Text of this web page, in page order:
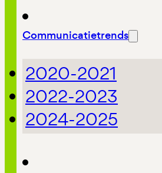
Communicatietrends
2020-2021
2022-2023
2024-2025